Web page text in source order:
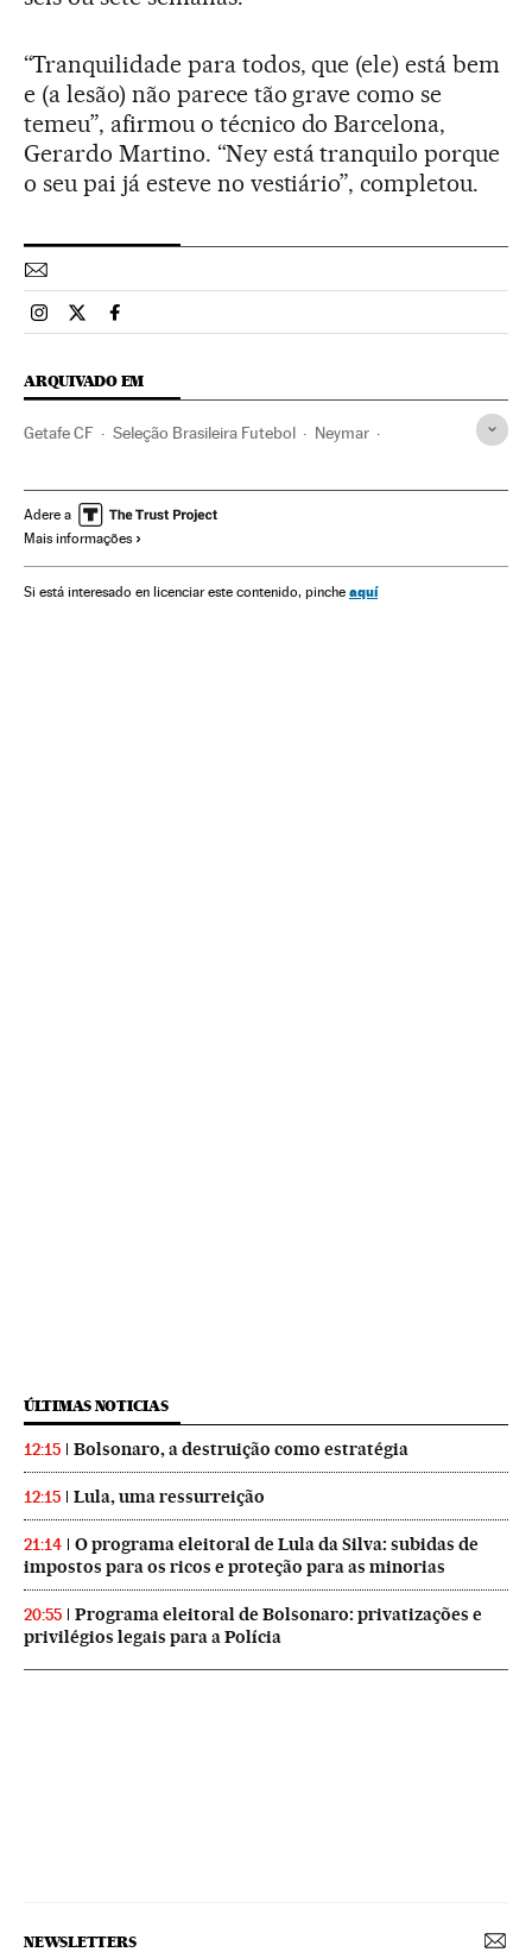
“Tranquilidade para todos, que (ele) está bem
e (a lesão) não parece tão grave como se
temeu”, afirmou o técnico do Barcelona,
Gerardo Martino. “Ney está tranquilo porque
o seu pai já esteve no vestiário”, completou.
Esportes El País Brasil en Instagram
Esportes El País Brasil en Twitter
Esportes El País Brasil en Facebook
ARQUIVADO EM
Getafe CF Seleção Brasileira Futebol Neymar
Competições Esportes
Adere a
Mais informações
Si está interesado en licenciar este contenido, pinche aquí
ÚLTIMAS NOTICIAS
12:15 Bolsonaro, a destruição como estratégia
12:15 Lula, uma ressurreição
21:14
O programa eleitoral de Lula da Silva: subidas de
impostos para os ricos e proteção para as minorias
20:55
Programa eleitoral de Bolsonaro: privatizações e
privilégios legais para a Polícia
NEWSLETTERS